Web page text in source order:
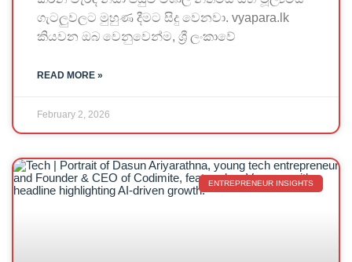
ගැටලුවලට මුහුණ දීමට සිදු වෙනවා. vyapara.lk
කියවන ඔබ වෙනුවෙන්ම, ශ්‍රී ලංකාවේ
READ MORE »
February 2, 2026
ENTREPRENEUR INSIGHTS